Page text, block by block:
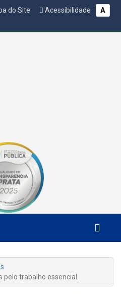
do Site Acessibilidade
A
pelo trabalho essencial.